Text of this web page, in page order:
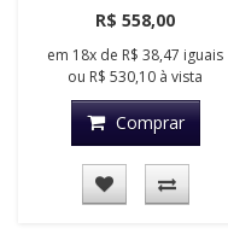
R$ 558,00
em 18x de R$ 38,47 iguais
ou R$ 530,10 à vista
Comprar